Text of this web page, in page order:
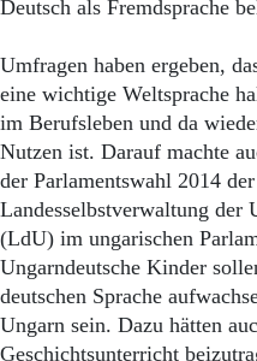
Deutsch als Fremdsprache
Umfragen haben ergeben,
eine wichtige Weltsprache
im Berufsleben und da
Nutzen ist. Darauf machte
der Parlamentswahl 2014
Landesselbstverwaltung der
(LdU) im ungarischen
Ungarndeutsche Kinder
deutschen Sprache
Ungarn sein. Dazu hätten
Geschichtsunterricht